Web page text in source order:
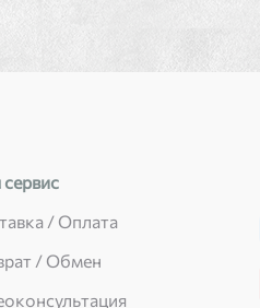
/ Оплата
/ Обмен